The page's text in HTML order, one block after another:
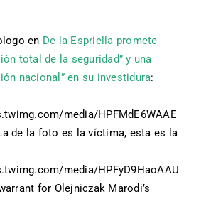
en De la Espriella promete
total de la seguridad” y una
nacional” en su investidura:
media/HPFMdE6WAAE
de la foto es la víctima, esta es la
media/HPFyD9HaoAAU
for Olejniczak Marodi’s